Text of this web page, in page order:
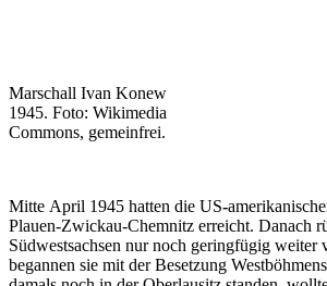
Marschall Ivan Konew
1945. Foto: Wikimedia
Commons, gemeinfrei.
Mitte April 1945 hatten die US-
Plauen-Zwickau-Chemnitz erreicht. Danach
Südwestsachsen nur noch geringfügig weiter
begannen sie mit der Besetzung